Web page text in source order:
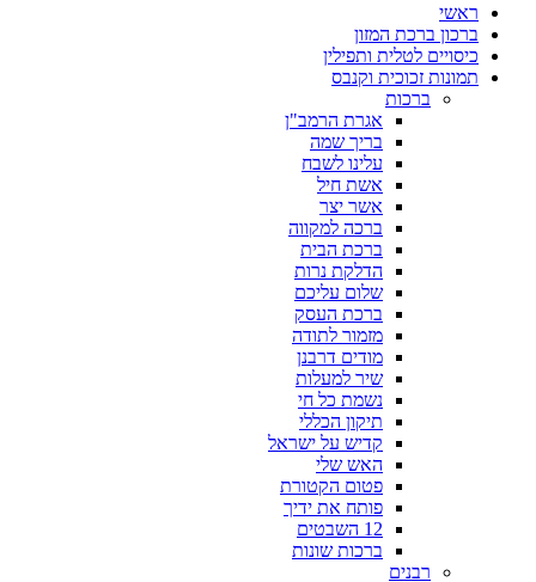
ראשי
ברכון ברכת המזון
כיסויים לטלית ותפילין
תמונות זכוכית וקנבס
ברכות
אגרת הרמב"ן
בריך שמה
עלינו לשבח
אשת חיל
אשר יצר
ברכה למקווה
ברכת הבית
הדלקת נרות
שלום עליכם
ברכת העסק
מזמור לתודה
מודים דרבנן
שיר למעלות
נשמת כל חי
תיקון הכללי
קדיש על ישראל
האש שלי
פטום הקטורת
פותח את ידיך
12 השבטים
ברכות שונות
רבנים